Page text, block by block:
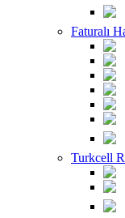
Faturalı
Turkcell